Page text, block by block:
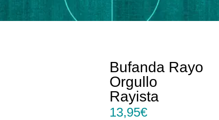
Bufanda Rayo
Orgullo
Rayista
13,95€